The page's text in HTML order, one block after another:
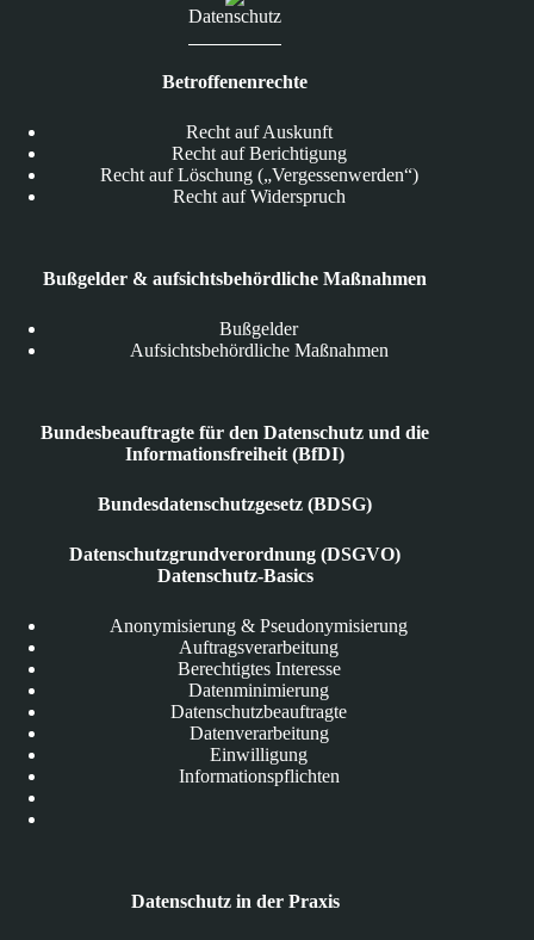
Datenschutz
Betroffenenrechte
Recht auf Auskunft
Recht auf Berichtigung
Recht auf Löschung („Vergessenwerden“)
Recht auf Widerspruch
Bußgelder & aufsichtsbehördliche Maßnahmen
Bußgelder
Aufsichtsbehördliche Maßnahmen
Bundesbeauftragte für den Datenschutz und die
Informationsfreiheit (BfDI)
Bundesdatenschutzgesetz (BDSG)
Datenschutzgrundverordnung (DSGVO)
Datenschutz-Basics
Anonymisierung & Pseudonymisierung
Auftragsverarbeitung
Berechtigtes Interesse
Datenminimierung
Datenschutzbeauftragte
Datenverarbeitung
Einwilligung
Informationspflichten
Datenschutz in der Praxis